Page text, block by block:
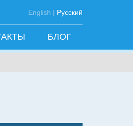
English | Русский
БЛОГ